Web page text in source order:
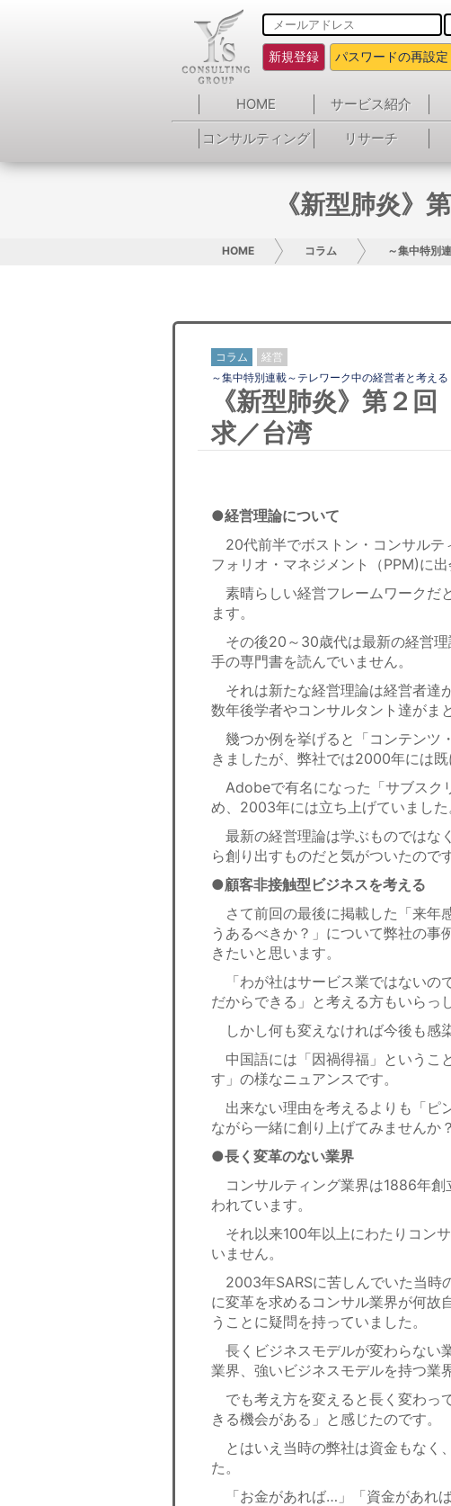
新規登録 パスワードの再設定
HOME サービス紹介
コンサルティング
リサーチ
《新型肺炎
HOME コラム ～集中特別
コラム 経営
～集中特別連載～テレワーク中の経営者と考える
《新型肺炎》第２
求／台湾
●経営理論について
20代前半でボストン・コンサルテ
フォリオ・マネジメント（PPM)に
素晴らしい経営フレームワークだ
ます。
その後20～30歳代は最新の経営
手の専門書を読んでいません。
それは新たな経営理論は経営者達
数年後学者やコンサルタント達がま
幾つか例を挙げると「コンテンツ
きましたが、弊社では2000年には既
Adobeで有名になった「サブスク
め、2003年には立ち上げていました
最新の経営理論は学ぶものではな
ら創り出すものだと気がついたのです
●顧客非接触型ビジネスを考える
さて前回の最後に掲載した「来年
うあるべきか？」について弊社の事
きたいと思います。
「わが社はサービス業ではないの
だからできる」と考える方もいらっ
しかし何も変えなければ今後も感
中国語には「因禍得福」というこ
す」の様なニュアンスです。
出来ない理由を考えるよりも「ピ
ながら一緒に創り上げてみませんか？
●長く変革のない業界
コンサルティング業界は1886年創
われています。
それ以来100年以上にわたりコン
いません。
2003年SARSに苦しんでいた当時
に変革を求めるコンサル業界が何故
うことに疑問を持っていました。
長くビジネスモデルが変わらない
業界、強いビジネスモデルを持つ業
でも考え方を変えると長く変わっ
きる機会がある」と感じたのです。
とはいえ当時の弊社は資金もなく
た。
「お金があれば…」「資金があれ